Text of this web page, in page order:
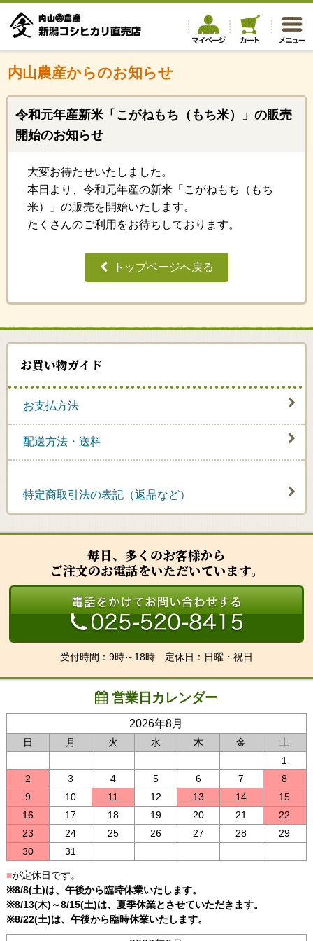
内山農産からのお知らせ
令和元年産新米「こがねもち（もち米）」の販売
開始のお知らせ
大変お待たせいたしました。
本日より、令和元年産の新米「こがねもち（もち
米）」の販売を開始いたします。
たくさんのご利用をお待ちしております。
トップページへ戻る
お買い物ガイド
お支払方法
配送方法・送料
特定商取引法の表記（返品など）
毎日、多くのお客様から
ご注文のお電話をいただいています。
受付時間：9時～18時 定休日：日曜・祝日
営業日カレンダー
2026年8月
日 月 火 水 木 金
土
1
2
3 4 5 6 7
8
9
10 11 12 13 14
15
16
17 18 19 20 21
22
23
24 25 26 27 28
29
30
31
■が定休日です。
※8/8(土)は、午後から臨時休業いたします。
※8/13(木)～8/15(土)は、夏季休業とさせていただきます。
※8/22(土)は、午後から臨時休業いたします。